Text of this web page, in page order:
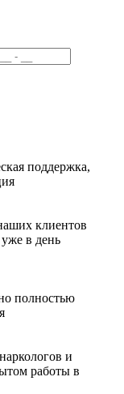
поддержка,
клиентов
в день
полностью
и
работы в